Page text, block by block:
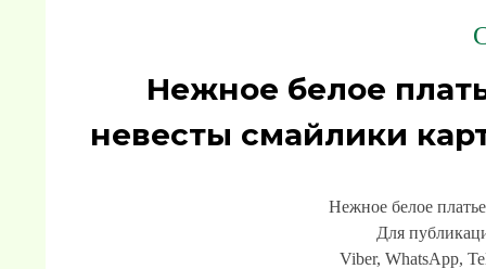
Нежное белое
невесты смайлики
Нежное белое
Для
Viber, WhatsApp,